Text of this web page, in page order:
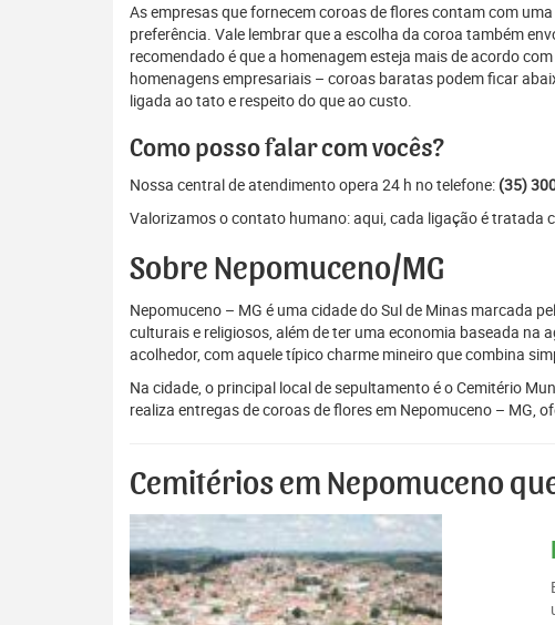
As empresas que fornecem coroas de flores contam com
preferência. Vale lembrar que a escolha da coroa também
recomendado é que a homenagem esteja mais de acordo
homenagens empresariais – coroas baratas podem ficar
ligada ao tato e respeito do que ao custo.
Como posso falar com vocês?
Nossa central de atendimento opera 24 h no telefone: (35)
Valorizamos o contato humano: aqui, cada ligação é tratada
Sobre Nepomuceno/MG
Nepomuceno – MG é uma cidade do Sul de Minas marcada
culturais e religiosos, além de ter uma economia baseada na
acolhedor, com aquele típico charme mineiro que combina
Na cidade, o principal local de sepultamento é o Cemitério
realiza entregas de coroas de flores em Nepomuceno – MG,
Cemitérios em Nepomuceno